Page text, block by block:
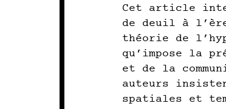
Cet article
de deuil à
théorie de
qu’impose la
et de la
auteurs
spatiales et